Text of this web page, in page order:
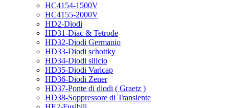
HC4154-1500V
HC4155-2000V
HD2-Diodi
HD31-Diac & Tetrode
HD32-Diodi Germanio
HD33-Diodi schottky
HD34-Diodi silicio
HD35-Diodi Varicap
HD36-Diodi Zener
HD37-Ponte di diodi ( Graetz )
HD38-Soppressore di Transiente